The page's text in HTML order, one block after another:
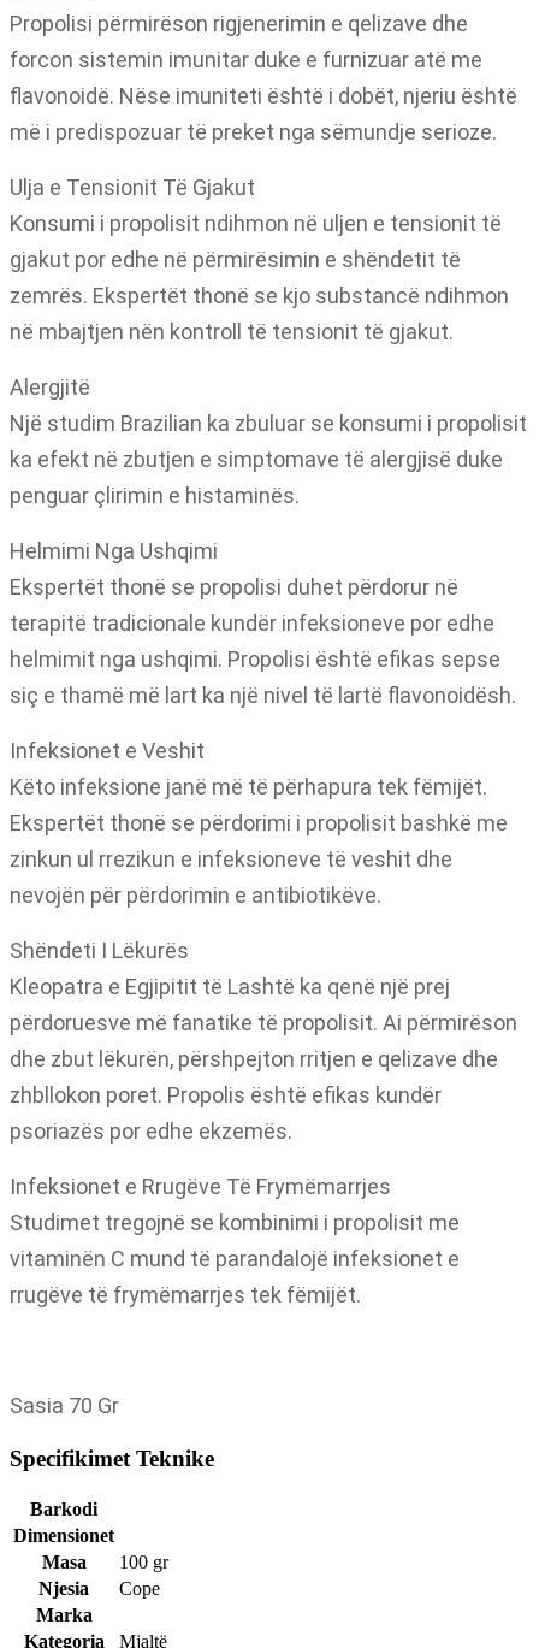
Propolisi përmirëson rigjenerimin e qelizave dhe
forcon sistemin imunitar duke e furnizuar atë me
flavonoidë. Nëse imuniteti është i dobët, njeriu është
më i predispozuar të preket nga sëmundje serioze.
Ulja e Tensionit Të Gjakut
Konsumi i propolisit ndihmon në uljen e tensionit të
gjakut por edhe në përmirësimin e shëndetit të
zemrës. Ekspertët thonë se kjo substancë ndihmon
në mbajtjen nën kontroll të tensionit të gjakut.
Alergjitë
Një studim Brazilian ka zbuluar se konsumi i propolisit
ka efekt në zbutjen e simptomave të alergjisë duke
penguar çlirimin e histaminës.
Helmimi Nga Ushqimi
Ekspertët thonë se propolisi duhet përdorur në
terapitë tradicionale kundër infeksioneve por edhe
helmimit nga ushqimi. Propolisi është efikas sepse
siç e thamë më lart ka një nivel të lartë flavonoidësh.
Infeksionet e Veshit
Këto infeksione janë më të përhapura tek fëmijët.
Ekspertët thonë se përdorimi i propolisit bashkë me
zinkun ul rrezikun e infeksioneve të veshit dhe
nevojën për përdorimin e antibiotikëve.
Shëndeti I Lëkurës
Kleopatra e Egjipitit të Lashtë ka qenë një prej
përdoruesve më fanatike të propolisit. Ai përmirëson
dhe zbut lëkurën, përshpejton rritjen e qelizave dhe
zhbllokon poret. Propolis është efikas kundër
psoriazës por edhe ekzemës.
Infeksionet e Rrugëve Të Frymëmarrjes
Studimet tregojnë se kombinimi i propolisit me
vitaminën C mund të parandalojë infeksionet e
rrugëve të frymëmarrjes tek fëmijët.
Sasia 70 Gr
Specifikimet Teknike
Barkodi
Dimensionet
Masa
100 gr
Njesia
Cope
Marka
Kategoria
Mjaltë